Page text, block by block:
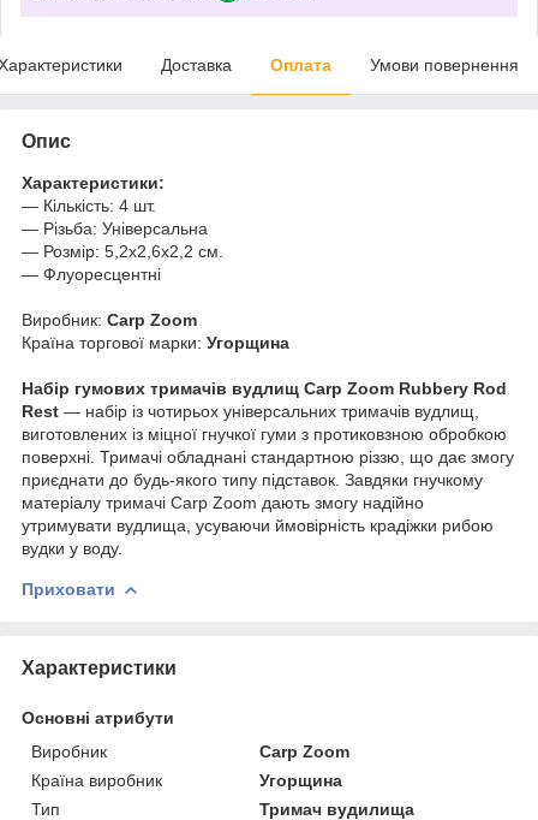
Доставка Оплата Умови повернення
Опис
Характеристики:
— Кількість: 4 шт.
— Різьба: Універсальна
— Розмір: 5,2x2,6x2,2 см.
— Флуоресцентні
Виробник: Carp Zoom
Країна торгової марки: Угорщина
Набір гумових тримачів вудлищ Carp Zoom Rubbery Rod
Rest — набір із чотирьох універсальних тримачів вудлищ,
виготовлених із міцної гнучкої гуми з протиковзною обробкою
поверхні. Тримачі обладнані стандартною різзю, що дає змогу
приєднати до будь-якого типу підставок. Завдяки гнучкому
матеріалу тримачі Carp Zoom дають змогу надійно
утримувати вудлища, усуваючи ймовірність крадіжки рибою
вудки у воду.
Приховати
Характеристики
Основні атрибути
Виробник
Carp Zoom
Країна виробник
Угорщина
Тип
Тримач вудилища